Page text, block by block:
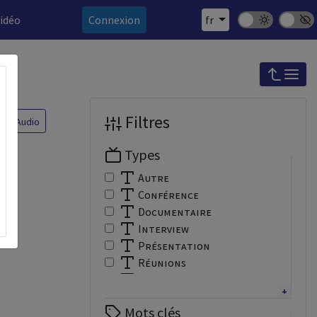
Connexion fr Mode sombre
Police
Audio Filtres
Types
Autre
Conférence
Documentaire
Interview
Présentation
Réunions
Mots clés